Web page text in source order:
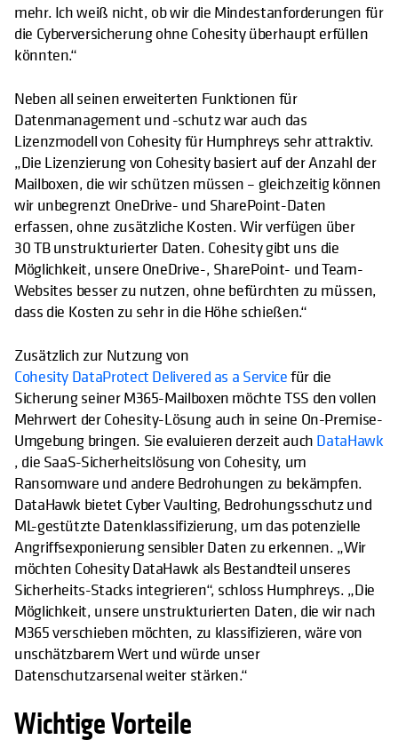
mehr. Ich weiß nicht, ob wir die Mindestanforderungen für
die Cyberversicherung ohne Cohesity überhaupt erfüllen
könnten.“
Neben all seinen erweiterten Funktionen für
Datenmanagement und -schutz war auch das
Lizenzmodell von Cohesity für Humphreys sehr attraktiv.
„Die Lizenzierung von Cohesity basiert auf der Anzahl der
Mailboxen, die wir schützen müssen – gleichzeitig können
wir unbegrenzt OneDrive- und SharePoint-Daten
erfassen, ohne zusätzliche Kosten. Wir verfügen über
30 TB unstrukturierter Daten. Cohesity gibt uns die
Möglichkeit, unsere OneDrive-, SharePoint- und Team-
Websites besser zu nutzen, ohne befürchten zu müssen,
dass die Kosten zu sehr in die Höhe schießen.“
Zusätzlich zur Nutzung von
Cohesity DataProtect Delivered as a Servicefür die
Sicherung seiner M365-Mailboxen möchte TSS den vollen
Mehrwert der Cohesity-Lösung auch in seine On-Premise-
Umgebung bringen. Sie evaluieren derzeit auch DataHawk
, die SaaS-Sicherheitslösung von Cohesity, um
Ransomware und andere Bedrohungen zu bekämpfen.
DataHawk bietet Cyber Vaulting, Bedrohungsschutz und
ML-gestützte Datenklassifizierung, um das potenzielle
Angriffsexponierung sensibler Daten zu erkennen. „Wir
möchten Cohesity DataHawk als Bestandteil unseres
Sicherheits-Stacks integrieren“, schloss Humphreys. „Die
Möglichkeit, unsere unstrukturierten Daten, die wir nach
M365 verschieben möchten, zu klassifizieren, wäre von
unschätzbarem Wert und würde unser
Datenschutzarsenal weiter stärken.“
Wichtige Vorteile